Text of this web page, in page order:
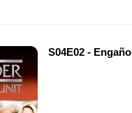
S04E02 - Engaño